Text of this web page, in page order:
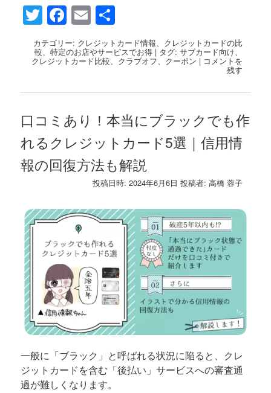
Twitter
Facebook
Email
有
カテゴリー: クレジットカード情報、 クレジットカードの比
較、特定のお店やサービスでお得 | タグ: サブカード向け、
クレジットカード比較、 クラブオフ、 クーポン | コメントを
残す
口コミあり！本当にブラックでも作
れるクレジットカード5選｜信用情
報の回復方法も解説
投稿日時:2024年6月6日 投稿者:高橋 蓉子
一般に「ブラック」と呼ばれる状況に陥ると、クレ
ジットカードを含む「後払い」サービスへの審査通
過が難しくなります。